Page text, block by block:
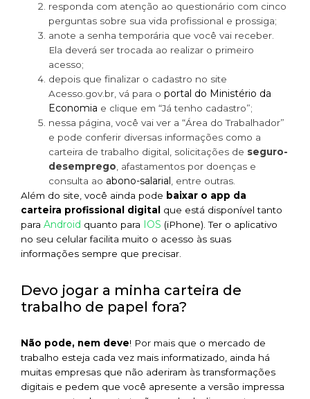
responda com atenção ao questionário com cinco
perguntas sobre sua vida profissional e prossiga;
anote a senha temporária que você vai receber.
Ela deverá ser trocada ao realizar o primeiro
acesso;
depois que finalizar o cadastro no site
Acesso.gov.br, vá para o portal do Ministério da
Economia e clique em “Já tenho cadastro”;
nessa página, você vai ver a “Área do Trabalhador”
e pode conferir diversas informações como a
carteira de trabalho digital, solicitações de seguro-
desemprego , afastamentos por doenças e
consulta ao abono-salarial , entre outras.
Além do site, você ainda pode baixar o app da
carteira profissional digital que está disponível tanto
para Android quanto para IOS (iPhone). Ter o aplicativo
no seu celular facilita muito o acesso às suas
informações sempre que precisar.
Devo jogar a minha carteira de
trabalho de papel fora?
Não pode, nem deve! Por mais que o mercado de
trabalho esteja cada vez mais informatizado, ainda há
muitas empresas que não aderiram às transformações
digitais e pedem que você apresente a versão impressa